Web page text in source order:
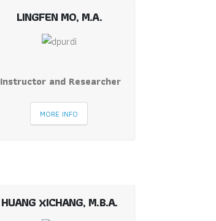
LINGFEN MO, M.A.
Instructor and Researcher
MORE INFO
HUANG XICHANG, M.B.A.